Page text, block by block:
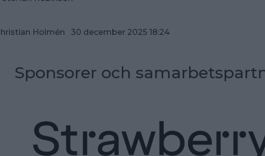
Holmén 30 december 2025 18:24
Sponsorer och